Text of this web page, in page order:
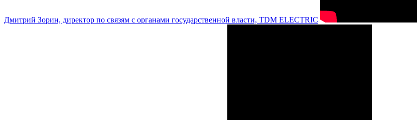
Дмитрий Зорин, директор по связям с органами государственной власти, TDM ELECTRIC